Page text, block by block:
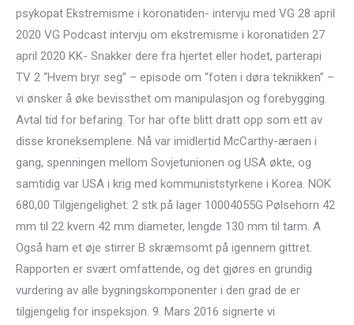
psykopat Ekstremisme i koronatiden- intervju med VG 28 april
2020 VG Podcast intervju om ekstremisme i koronatiden 27
april 2020 KK- Snakker dere fra hjertet eller hodet, parterapi
TV 2 “Hvem bryr seg” – episode om “foten i døra teknikken” –
vi ønsker å øke bevissthet om manipulasjon og forebygging.
Avtal tid for befaring. Tor har ofte blitt dratt opp som ett av
disse kroneksemplene. Nå var imidlertid McCarthy-æraen i
gang, spenningen mellom Sovjetunionen og USA økte, og
samtidig var USA i krig med kommuniststyrkene i Korea. NOK
680,00 Tilgjengelighet: 2 stk på lager 10004055G Pølsehorn 42
mm til 22 kvern 42 mm diameter, lengde 130 mm til tarm. A
Også ham et øje stirrer B skræmsomt på igennem gittret.
Rapporten er svært omfattende, og det gjøres en grundig
vurdering av alle bygningskomponenter i den grad de er
tilgjengelig for inspeksjon. 9. Mars 2016 signerte vi